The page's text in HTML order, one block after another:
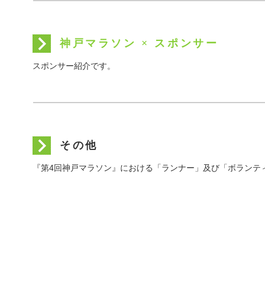
神戸マラソン × スポンサー
スポンサー紹介です。
その他
『第4回神戸マラソン』における「ランナー」及び「ボラン